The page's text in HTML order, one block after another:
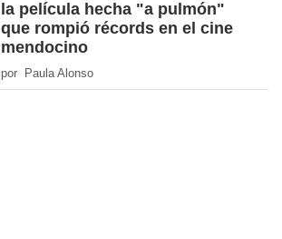
la película hecha "a pulmón"
que rompió récords en el cine
mendocino
por Paula Alonso